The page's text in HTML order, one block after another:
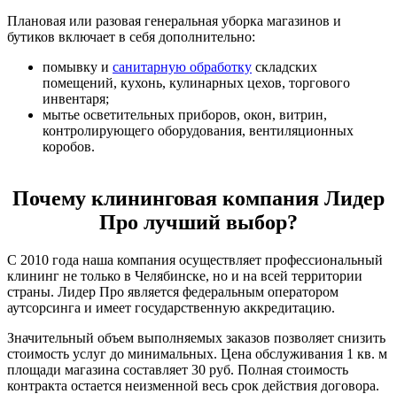
Плановая или разовая генеральная уборка магазинов и
бутиков включает в себя дополнительно:
помывку и санитарную обработку складских
помещений, кухонь, кулинарных цехов, торгового
инвентаря;
мытье осветительных приборов, окон, витрин,
контролирующего оборудования, вентиляционных
коробов.
Почему клининговая компания Лидер
Про лучший выбор?
С 2010 года наша компания осуществляет профессиональный
клининг не только в Челябинске, но и на всей территории
страны. Лидер Про является федеральным оператором
аутсорсинга и имеет государственную аккредитацию.
Значительный объем выполняемых заказов позволяет снизить
стоимость услуг до минимальных. Цена обслуживания 1 кв. м
площади магазина составляет 30 руб. Полная стоимость
контракта остается неизменной весь срок действия договора.